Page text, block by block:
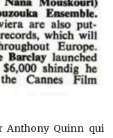
Anthony Quinn qui